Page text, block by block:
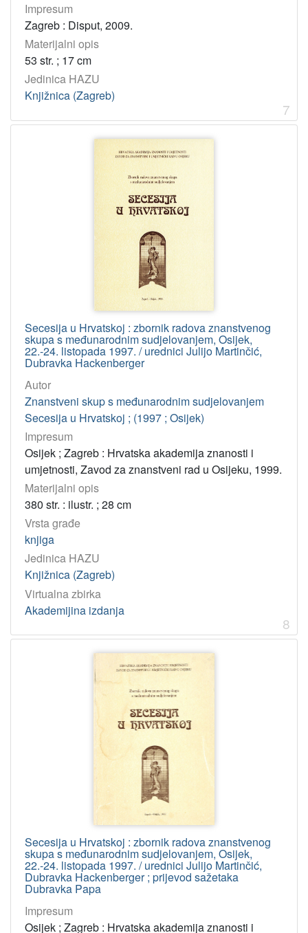
Impresum
Zagreb : Disput, 2009.
Materijalni opis
53 str. ; 17 cm
Jedinica HAZU
Knjižnica (Zagreb)
7
Secesija u Hrvatskoj : zbornik radova znanstvenog
skupa s međunarodnim sudjelovanjem, Osijek,
22.-24. listopada 1997. / urednici Julijo Martinčić,
Dubravka Hackenberger
Autor
Znanstveni skup s međunarodnim sudjelovanjem
Secesija u Hrvatskoj ; (1997 ; Osijek)
Impresum
Osijek ; Zagreb : Hrvatska akademija znanosti i
umjetnosti, Zavod za znanstveni rad u Osijeku, 1999.
Materijalni opis
380 str. : ilustr. ; 28 cm
Vrsta građe
knjiga
Jedinica HAZU
Knjižnica (Zagreb)
Virtualna zbirka
Akademijina izdanja
8
Secesija u Hrvatskoj : zbornik radova znanstvenog
skupa s međunarodnim sudjelovanjem, Osijek,
22.-24. listopada 1997. / urednici Julijo Martinčić,
Dubravka Hackenberger ; prijevod sažetaka
Dubravka Papa
Impresum
Osijek ; Zagreb : Hrvatska akademija znanosti i